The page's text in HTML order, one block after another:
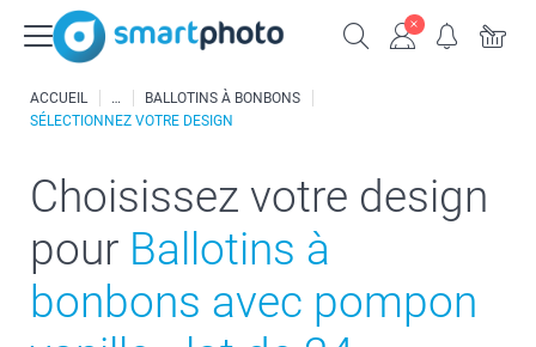
ACCUEIL
BALLOTINS À BONBONS
SÉLECTIONNEZ VOTRE DESIGN
Choisissez votre design
pour Ballotins à
bonbons avec pompon